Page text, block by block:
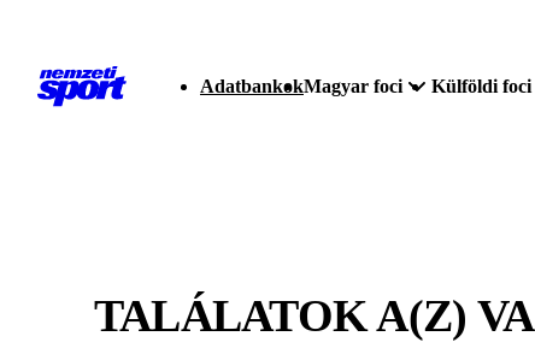
AdatbankokMagyar foci Külföldi foci
TALÁLATOK A(Z)